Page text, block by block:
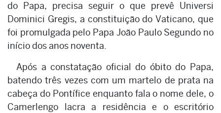
do Papa, precisa seguir o que prevê Universi
Dominici Gregis, a constituição do Vaticano, que
foi promulgada pelo Papa João Paulo Segundo no
início dos anos noventa.
Após a constatação oficial do óbito do Papa,
batendo três vezes com um martelo de prata na
cabeça do Pontífice enquanto fala o nome dele, o
Camerlengo lacra a residência e o escritório